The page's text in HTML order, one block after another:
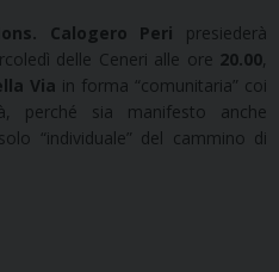
Calogero Peri presiederà
delle Ceneri alle ore 20.00,
Via in forma “comunitaria” coi
perché sia manifesto anche
“individuale” del cammino di